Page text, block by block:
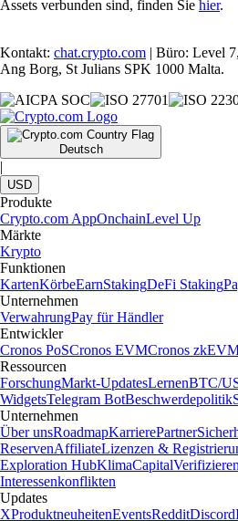
Assets verbunden sind, finden Sie hier.
Kontakt: chat.crypto.com | Büro: Level
Ang Borg, St Julians SPK 1000 Malta.
Deutsch
|
USD
Produkte
Crypto.com AppOnchainLevel Up
Märkte
Krypto
Funktionen
KartenKörbeEarnStakingDeFi Staking
Unternehmen
VerwahrungPay für Händler
Entwickler
Cronos PoSCronos EVMCronos
Ressourcen
ForschungMarkt-UpdatesLernenBTC/
WidgetsTelegram BotBeschwerdepolitik
Unternehmen
Über unsRoadmapKarrierePartner
ReservenAffiliateLizenzen &
Exploration HubKlimaCapitalVerifizieren
Interessenkonflikten
Updates
XProduktneuheitenEventsRedditDiscord